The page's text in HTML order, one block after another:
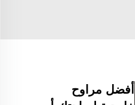
أفضل مراوح